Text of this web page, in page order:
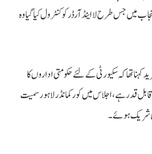
جس طرح لا اینڈ آرڈر کو کنٹرول کیا گیا وہ
کہنا تھا کہ سکیورٹی کے لئے حکومتی اداروں کا
قدر ہے، اجلاس میں کور کمانڈر لاہور سمیت
شریک ہوئے۔